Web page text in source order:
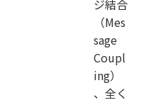
ジ結合
（Mes
sage
Coupl
ing）
、全く